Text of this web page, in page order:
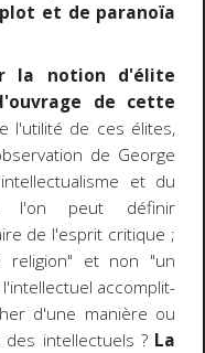
et de paranoïa
la notion d'élite
de cette
l'utilité de ces élites,
de George
et du
l'on peut définir
de l'esprit critique ;
religion" et non "un
accomplit-
d'une manière ou
intellectuels ? La